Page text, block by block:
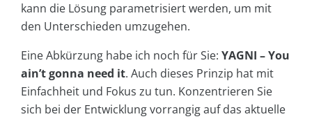
kann die Lösung parametrisiert werden, um mit
den Unterschieden umzugehen.
Eine Abkürzung habe ich noch für Sie: YAGNI – You
ain’t gonna need it. Auch dieses Prinzip hat mit
Einfachheit und Fokus zu tun. Konzentrieren Sie
sich bei der Entwicklung vorrangig auf das aktuelle